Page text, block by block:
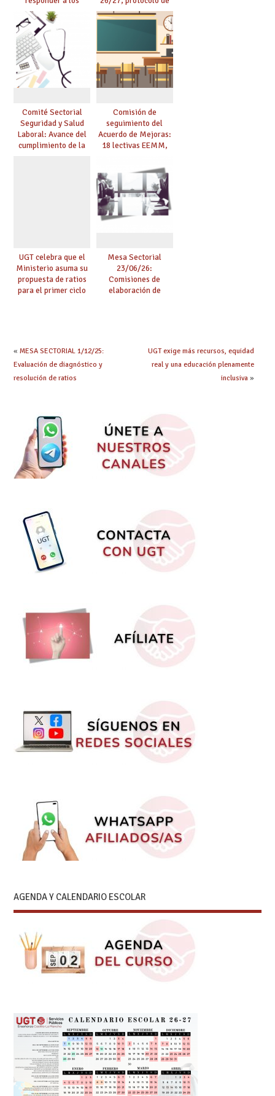
nuevos desafíos de la
educación
agresiones.
Comité Sectorial
Seguridad y Salud
Laboral: Avance del
cumplimiento de la
Comisión de
seguimiento del
Acuerdo de Mejoras:
18 lectivas EEMM,
mayores 55 y pilotaje
en centros
tensionados
UGT celebra que el
Ministerio asuma su
propuesta de ratios
para el primer ciclo
Mesa Sectorial
23/06/26:
Comisiones de
elaboración de
« MESA SECTORIAL 1/12/25:
Evaluación de diagnóstico y
resolución de ratios
UGT exige más recursos, equidad
real y una educación plenamente
inclusiva»
AGENDA Y CALENDARIO ESCOLAR